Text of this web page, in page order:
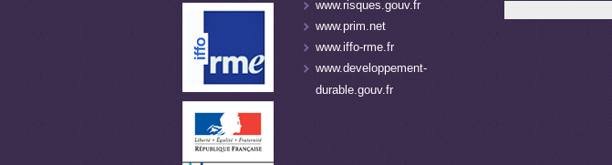
www.risques.gouv.fr
www.prim.net
www.iffo-rme.fr
www.developpement-
durable.gouv.fr